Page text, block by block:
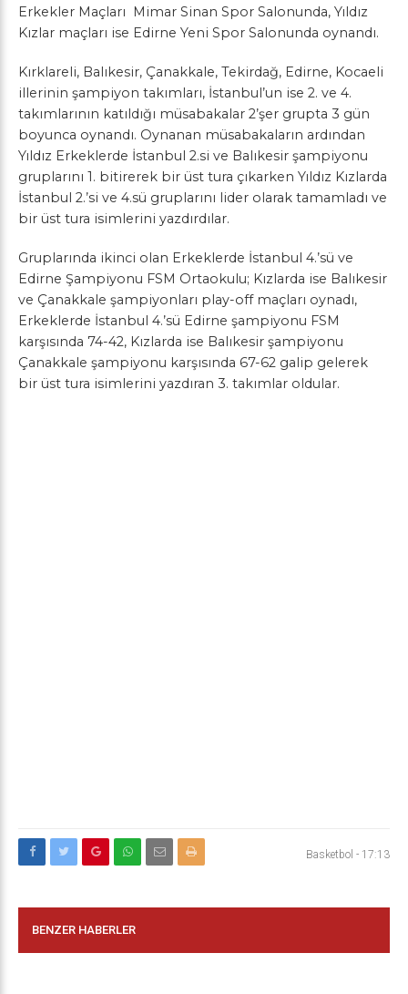
Erkekler Maçları Mimar Sinan Spor Salonunda, Yıldız
Kızlar maçları ise Edirne Yeni Spor Salonunda oynandı.
Kırklareli, Balıkesir, Çanakkale, Tekirdağ, Edirne, Kocaeli
illerinin şampiyon takımları, İstanbul’un ise 2. ve 4.
takımlarının katıldığı müsabakalar 2’şer grupta 3 gün
boyunca oynandı. Oynanan müsabakaların ardından
Yıldız Erkeklerde İstanbul 2.si ve Balıkesir şampiyonu
gruplarını 1. bitirerek bir üst tura çıkarken Yıldız Kızlarda
İstanbul 2.’si ve 4.sü gruplarını lider olarak tamamladı ve
bir üst tura isimlerini yazdırdılar.
Gruplarında ikinci olan Erkeklerde İstanbul 4.’sü ve
Edirne Şampiyonu FSM Ortaokulu; Kızlarda ise Balıkesir
ve Çanakkale şampiyonları play-off maçları oynadı,
Erkeklerde İstanbul 4.’sü Edirne şampiyonu FSM
karşısında 74-42, Kızlarda ise Balıkesir şampiyonu
Çanakkale şampiyonu karşısında 67-62 galip gelerek
bir üst tura isimlerini yazdıran 3. takımlar oldular.
Basketbol - 17:13
BENZER HABERLER